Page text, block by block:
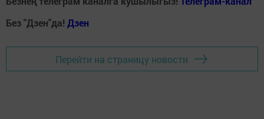
Без "Дзен"да! Дзен
Перейти на страницу новости